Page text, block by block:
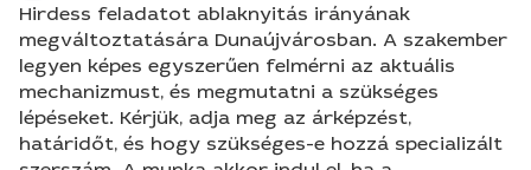
Hirdess feladatot ablaknyitás irányának
megváltoztatására Dunaújvárosban. A szakember
legyen képes egyszerűen felmérni az aktuális
mechanizmust, és megmutatni a szükséges
lépéseket. Kérjük, adja meg az árképzést,
határidőt, és hogy szükséges-e hozzá specializált